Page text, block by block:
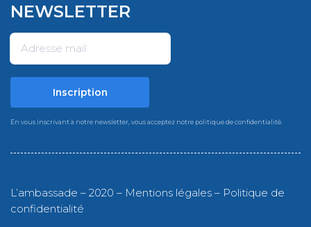
NEWSLETTER
En vous inscrivant à notre newsletter, vous acceptez notre politique de confidentialité
L’ambassade – 2020 – Mentions légales – Politique de
confidentialité